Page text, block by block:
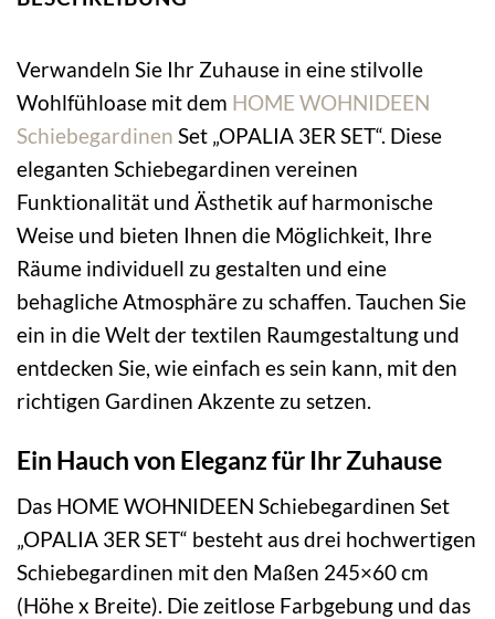
Verwandeln Sie Ihr Zuhause in eine stilvolle
Wohlfühloase mit dem HOME WOHNIDEEN
Schiebegardinen Set „OPALIA 3ER SET“. Diese
eleganten Schiebegardinen vereinen
Funktionalität und Ästhetik auf harmonische
Weise und bieten Ihnen die Möglichkeit, Ihre
Räume individuell zu gestalten und eine
behagliche Atmosphäre zu schaffen. Tauchen Sie
ein in die Welt der textilen Raumgestaltung und
entdecken Sie, wie einfach es sein kann, mit den
richtigen Gardinen Akzente zu setzen.
Ein Hauch von Eleganz für Ihr Zuhause
Das HOME WOHNIDEEN Schiebegardinen Set
„OPALIA 3ER SET“ besteht aus drei hochwertigen
Schiebegardinen mit den Maßen 245×60 cm
(Höhe x Breite). Die zeitlose Farbgebung und das